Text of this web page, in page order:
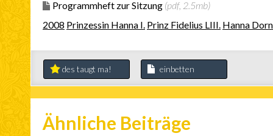
Programmheft zur Sitzung (pdf, 2.5mb)
2008 Prinzessin Hanna I. Prinz Fidelius LIII. Hanna
des taugt ma! einbetten
Ähnliche Beiträge